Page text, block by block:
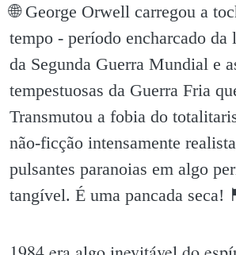
🌐 George Orwell carregou a
tempo - período encharcado da
da Segunda Guerra Mundial e
tempestuosas da Guerra Fria
Transmutou a fobia do
não-ficção intensamente
pulsantes paranoias em algo
tangível. É uma pancada seca!